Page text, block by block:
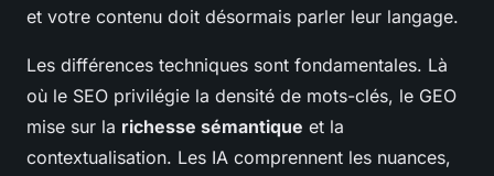
et votre contenu doit désormais parler leur langage.
Les différences techniques sont fondamentales. Là
où le SEO privilégie la densité de mots-clés, le GEO
mise sur la richesse sémantique et la
contextualisation. Les IA comprennent les nuances,